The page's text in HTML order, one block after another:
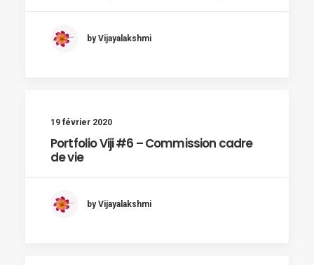
by Vijayalakshmi
19 février 2020
Portfolio Viji #6 – Commission cadre
de vie
by Vijayalakshmi